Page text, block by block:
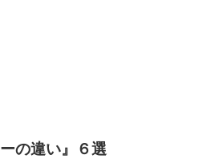
の違い』６選